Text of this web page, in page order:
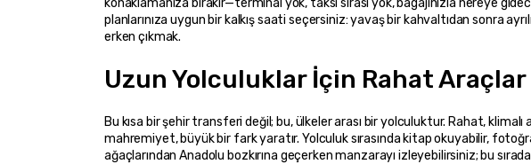
konaklamanıza bırakır—terminal yok, taksi sırası yok, bagajınızla nereye
planlarınıza uygun bir kalkış saati seçersiniz: yavaş bir kahvaltıdan sonra
erken çıkmak.
Uzun Yolculuklar İçin Rahat Araçlar
Bu kısa bir şehir transferi değil; bu, ülkeler arası bir yolculuktur. Rahat,
mahremiyet, büyük bir fark yaratır. Yolculuk sırasında kitap okuyabilir,
ağaçlarından Anadolu bozkırına geçerken manzarayı izleyebilirsiniz; bu